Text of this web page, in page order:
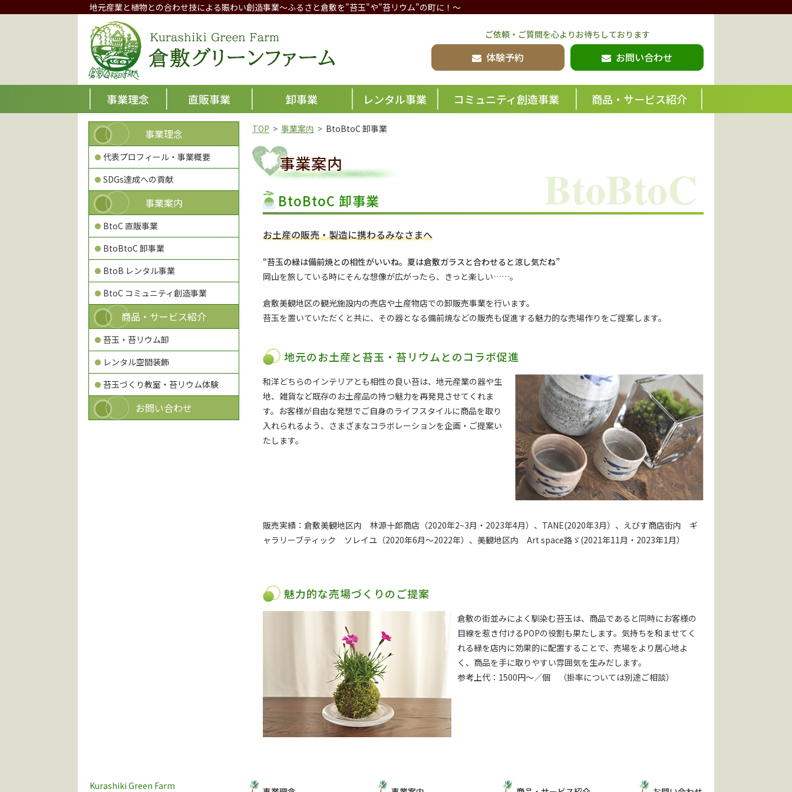
地元産業と植物との合わせ技による賑わい創造事業～ふるさと倉敷を"苔玉"や"苔リウム"の町に！～
ご依頼・ご質問を心よりお待ちしております
体験予約 お問い合わせ
事業理念 直販事業 卸事業 レンタル事業 コミュニティ創造事業 商品・サービス紹介
TOP 事業案内 BtoBtoC 卸事業
事業案内
BtoBtoC 卸事業
お土産の販売・製造に携わるみなさまへ
“苔玉の緑は備前焼との相性がいいね。夏は倉敷ガラスと合わせると涼し気だね”
岡山を旅している時にそんな想像が広がったら、きっと楽しい……。
倉敷美観地区の観光施設内の売店や土産物店での卸販売事業を行います。
苔玉を置いていただくと共に、その器となる備前焼などの販売も促進する魅力的な売場作りをご提案します。
地元のお土産と苔玉・苔リウムとのコラボ促進
和洋どちらのインテリアとも相性の良い苔は、地元産業の器や生
地、雑貨など既存のお土産品の持つ魅力を再発見させてくれま
す。お客様が自由な発想でご自身のライフスタイルに商品を取り
入れられるよう、さまざまなコラボレーションを企画・ご提案い
たします。
販売実績：倉敷美観地区内 林源十郎商店（2020年2~3月・2023年4月）、TANE(2020年3月）、えびす商店街内 ギ
ャラリーブティック ソレイユ（2020年6月～2022年）、美観地区内 Art space路ゞ(2021年11月・2023年1月）
魅力的な売場づくりのご提案
倉敷の街並みによく馴染む苔玉は、商品であると同時にお客様の
目線を惹き付けるPOPの役割も果たします。気持ちを和ませてく
れる緑を店内に効果的に配置することで、売場をより居心地よ
く、商品を手に取りやすい雰囲気を生みだします。
参考上代：1500円～／個 （掛率については別途ご相談）
事業理念
代表プロフィール・事業概要
SDGs達成への貢献
事業案内
BtoC 直販事業
BtoBtoC 卸事業
BtoB レンタル事業
BtoC コミュニティ創造事業
商品・サービス紹介
苔玉・苔リウム卸
レンタル空間装飾
苔玉づくり教室・苔リウム体験
お問い合わせ
Kurashiki Green Farm